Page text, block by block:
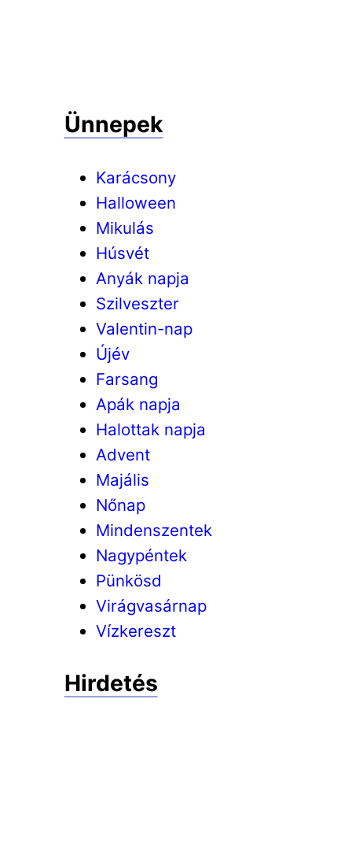
Ünnepek
Karácsony
Halloween
Mikulás
Húsvét
Anyák napja
Szilveszter
Valentin-nap
Újév
Farsang
Apák napja
Halottak napja
Advent
Majális
Nőnap
Mindenszentek
Nagypéntek
Pünkösd
Virágvasárnap
Vízkereszt
Hirdetés